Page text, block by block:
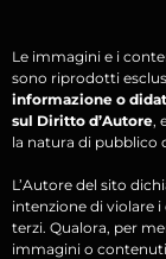
Le immagini e i
sono riprodotti
informazione o
sul Diritto d’Autore,
la natura di pubblico
L’Autore del sito
intenzione di violare
terzi. Qualora, per
immagini o